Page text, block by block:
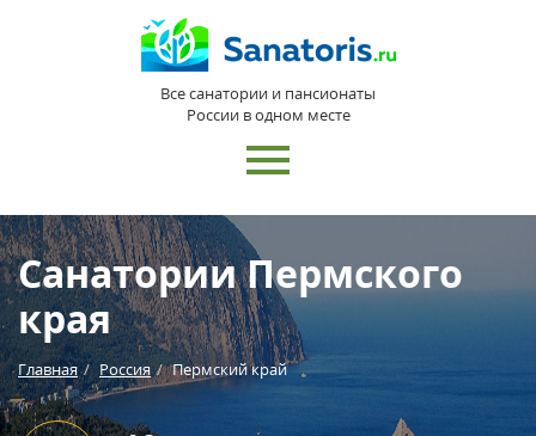
Все санатории и пансионаты
России в одном месте
Санатории Пермского
края
Главная Россия Пермский край